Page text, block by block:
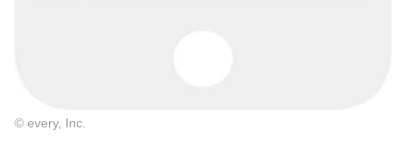
© every, Inc.